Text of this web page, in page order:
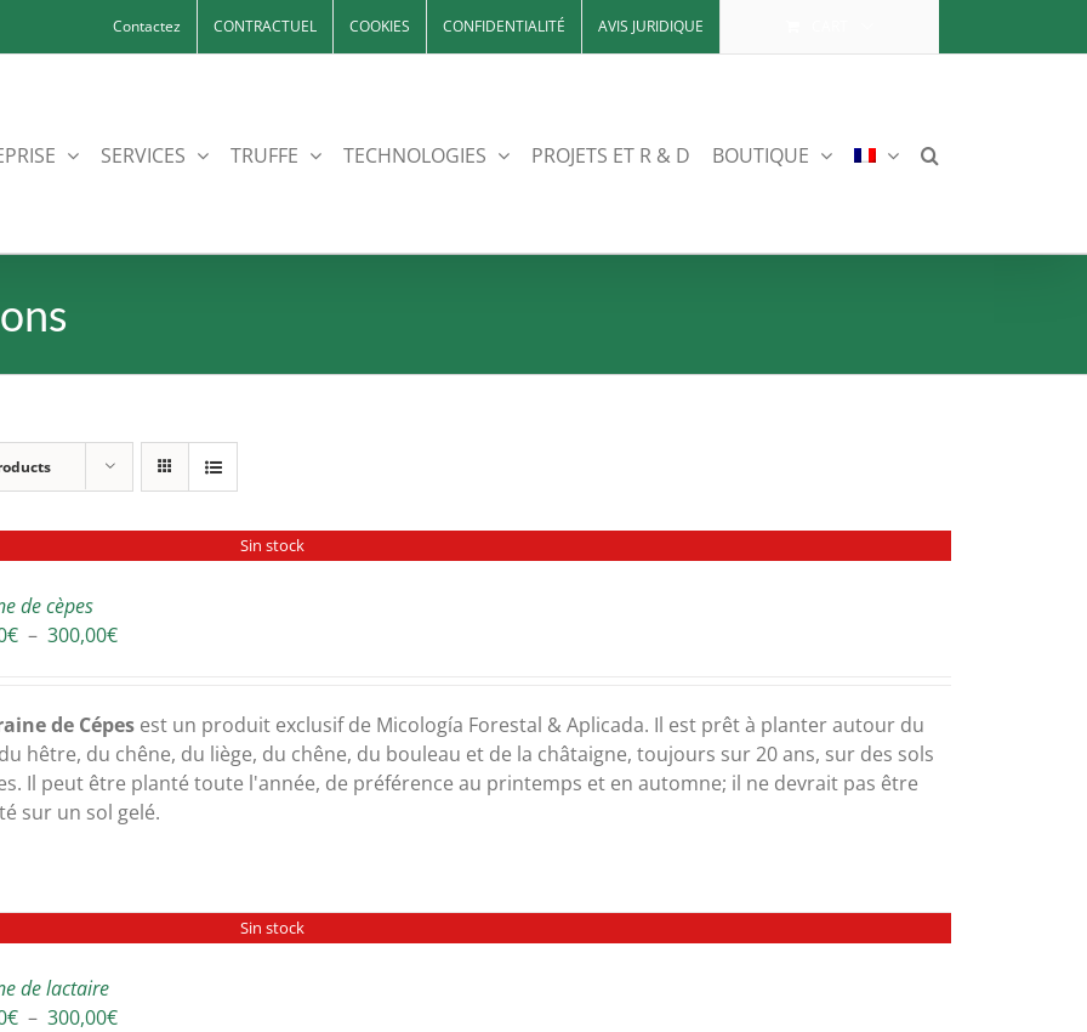
Contactez CONTRACTUEL COOKIES CONFIDENTIALITÉ AVIS JURIDIQUE
SERVICES TRUFFE TECHNOLOGIES PROJETS ET R & D BOUTIQUE
Sin stock
de cèpes
€ – 300,00€Plage
30,00€
à
300,00€
de Cépes est un produit exclusif de Micología Forestal & Aplicada. Il est prêt à planter autour du
hêtre, du chêne, du liège, du chêne, du bouleau et de la châtaigne, toujours sur 20 ans, sur des sols
Il peut être planté toute l'année, de préférence au printemps et en automne; il ne devrait pas être
sur un sol gelé.
Sin stock
de lactaire
€ – 300,00€Plage